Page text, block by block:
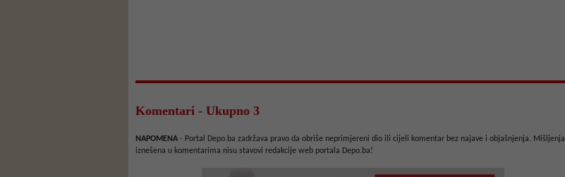
Komentari - Ukupno 3
NAPOMENA - Portal Depo.ba zadržava pravo da obriše neprimjereni dio ili cijeli komentar bez najave i objašnjenja. Mišljenja
iznešena u komentarima nisu stavovi redakcije web portala Depo.ba!